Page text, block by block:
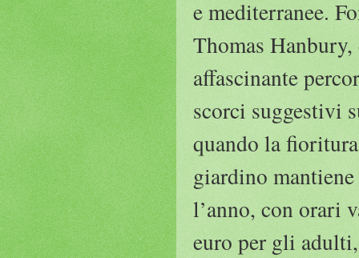
e mediterranee.
Thomas
affascinante
scorci suggestivi
quando la
giardino
l’anno, con orari
euro per gli